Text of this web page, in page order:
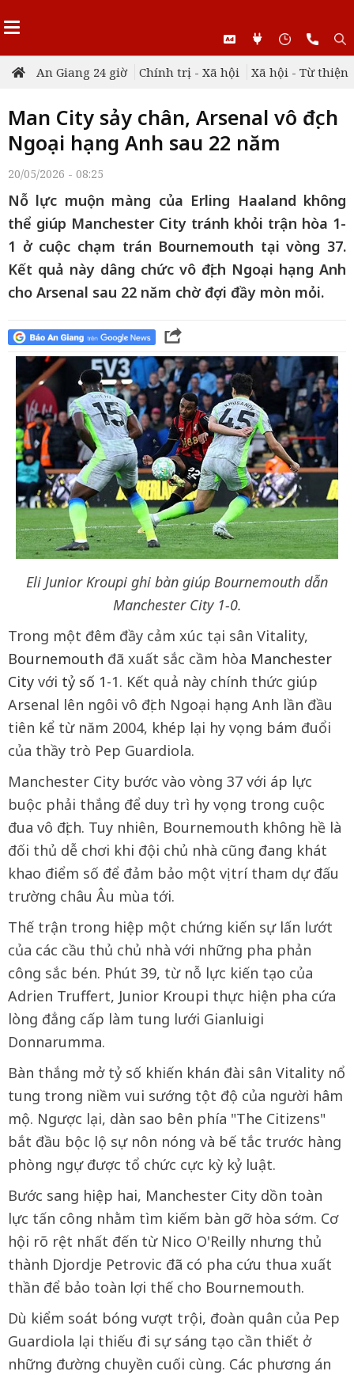
An Giang 24 giờ Chính trị - Xã hội Xã hội - Từ thiện
Man City sảy chân, Arsenal vô địch
Ngoại hạng Anh sau 22 năm
20/05/2026 - 08:25
Nỗ lực muộn màng của Erling Haaland không
thể giúp Manchester City tránh khỏi trận hòa 1-
1 ở cuộc chạm trán Bournemouth tại vòng 37.
Kết quả này dâng chức vô địch Ngoại hạng Anh
cho Arsenal sau 22 năm chờ đợi đầy mòn mỏi.
Eli Junior Kroupi ghi bàn giúp Bournemouth dẫn
Manchester City 1-0.
Trong một đêm đầy cảm xúc tại sân Vitality,
Bournemouth đã xuất sắc cầm hòa Manchester
City với tỷ số 1-1. Kết quả này chính thức giúp
Arsenal lên ngôi vô địch Ngoại hạng Anh lần đầu
tiên kể từ năm 2004, khép lại hy vọng bám đuổi
của thầy trò Pep Guardiola.
Manchester City bước vào vòng 37 với áp lực
buộc phải thắng để duy trì hy vọng trong cuộc
đua vô địch. Tuy nhiên, Bournemouth không hề là
đối thủ dễ chơi khi đội chủ nhà cũng đang khát
khao điểm số để đảm bảo một vị trí tham dự đấu
trường châu Âu mùa tới.
Thế trận trong hiệp một chứng kiến sự lấn lướt
của các cầu thủ chủ nhà với những pha phản
công sắc bén. Phút 39, từ nỗ lực kiến tạo của
Adrien Truffert, Junior Kroupi thực hiện pha cứa
lòng đẳng cấp làm tung lưới Gianluigi
Donnarumma.
Bàn thắng mở tỷ số khiến khán đài sân Vitality nổ
tung trong niềm vui sướng tột độ của người hâm
mộ. Ngược lại, dàn sao bên phía "The Citizens"
bắt đầu bộc lộ sự nôn nóng và bế tắc trước hàng
phòng ngự được tổ chức cực kỳ kỷ luật.
Bước sang hiệp hai, Manchester City dồn toàn
lực tấn công nhằm tìm kiếm bàn gỡ hòa sớm. Cơ
hội rõ rệt nhất đến từ Nico O'Reilly nhưng thủ
thành Djordje Petrovic đã có pha cứu thua xuất
thần để bảo toàn lợi thế cho Bournemouth.
Dù kiểm soát bóng vượt trội, đoàn quân của Pep
Guardiola lại thiếu đi sự sáng tạo cần thiết ở
những đường chuyền cuối cùng. Các phương án